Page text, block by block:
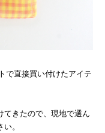
で直接買い付けたアイテ
てきたので、現地で選ん
。